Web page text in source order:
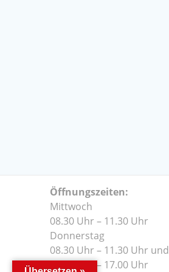
Öffnungszeiten:
Mittwoch
08.30 Uhr – 11.30 Uhr
Donnerstag
08.30 Uhr – 11.30 Uhr und
14.00 Uhr – 17.00 Uhr